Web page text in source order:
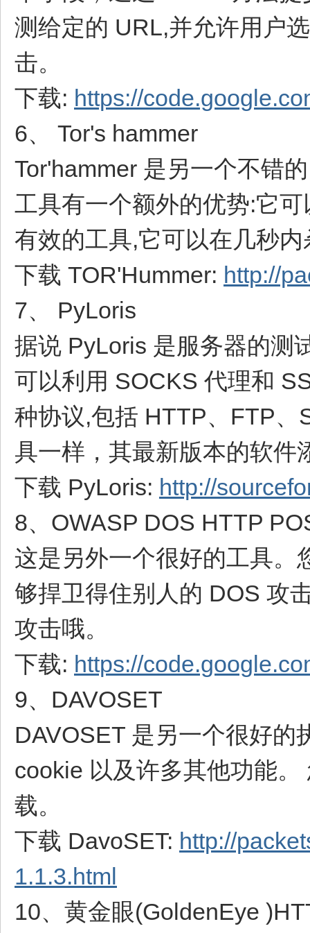
测给定的 URL,并允许用户
击。
下载: https://
6、 Tor's hammer
Tor'hammer 是另一个不错
工具有一个额外的优势:它
有效的工具,它可以在几秒
下载 TOR'Hummer: http://
7、 PyLoris
据说 PyLoris 是服务器的测
可以利用 SOCKS 代理和
种协议,包括 HTTP、FTP、
具一样，其最新版本的软件
下载 PyLoris: http://
8、OWASP DOS HTTP
这是另外一个很好的工具。
够捍卫得住别人的 DOS 攻
攻击哦。
下载: https://
9、DAVOSET
DAVOSET 是另一个很好的
cookie 以及许多其他功能
载。
下载 DavoSET: http://
1.1.3.html
10、黄金眼(GoldenEye